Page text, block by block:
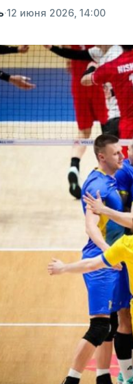
·12 июня 2026, 14:00